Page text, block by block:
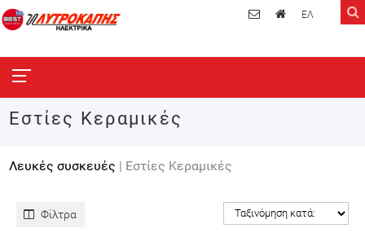
ΕΛ
Εστίες Κεραμικές
Λευκές συσκευές | Εστίες Κεραμικές
Φίλτρα